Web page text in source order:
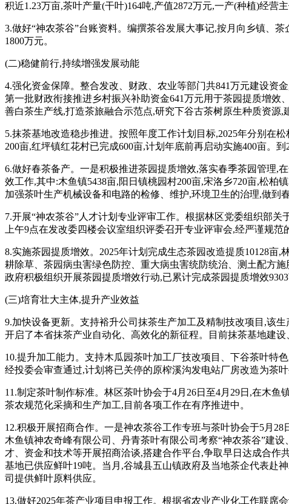
积近1.23万亩,茶叶产量(干叶)164吨,产值2872万元,一产(种植)经营
3.做好“神农茶谷”台账资料。 编撰茶谷发展大事记,按月向乡镇、茶
1800万元。
(二)稳健前行,持续增强发展动能
4.强化资金保障。 整合发改、财政、农业等部门共841万元建设资
第一批财政衔接推进乡村振兴补助资金641万元用于茶园提质增
善白茶生产线,打造茶旅融合示范点,研究下谷古茶树原生种质资源,
5.抹茶基地改造稳步推进。 按照年度工作计划目标,2025年分别在
200亩,红坪镇红花村已完成600亩,计划年底前再启动实施400亩。
6.做好春茶备产。一是积极推进茶园提质增效,落实春季茶园管理,
效工作,其中:木鱼镇5438亩,阳日镇桃园村200亩,宋洛乡720亩,松柏
加强茶叶生产机械设备和电路的检修、维护,环境卫生的治理,做到
7.开展“神农茶谷”人才计划专业评审工作。 根据林区党委组织部关
上午9点在发改委四楼会议室组织评委召开专业评审会,经严谨规
8.实施茶园提质增效。 2025年计划 完成生态茶园改造提质10128亩,
耕除草、茶园病虫害绿色防控、重大病虫害统防统治、测土配方
政府积极组织开展茶园提质增效行动,已累计完成茶园提质增效
(三)培育壮大主体,提升产业效益
9.加快设备更新。 支持裕升公司抹茶生产加工及精制技改项目,该生
开启了本省抹茶产业自动化、高效化的新征程。目前抹茶基地建设
10.提升加工能力。 支持木瓜园茶叶加工厂技改项目、下谷茶叶特
经投委会审查通过,计划将已关停的原榨溪沟发电站厂房改造为茶
11 .制定茶叶制作标准。 林区茶叶协会于4月26日至4月29日,在木鱼
茶农规范化采摘和生产加工,目前各项工作在有序推进中。
12.积极开展招商合作。 一是神农茶谷工作专班与茶叶协会于5月28
木鱼镇神农奇峰有限公司、丹青茶叶有限公司考察“神农茶谷”建
才、资金和技术等开展招商洽谈,搭建合作平台,争取早日达成合作
基地已供应鲜叶19吨。当月,谷城县五山镇政府及当地茶企代表赴
司提供鲜叶原料供应。
13.做好2025年茶产业项目申报工作。 根据省农业产业化工作联席